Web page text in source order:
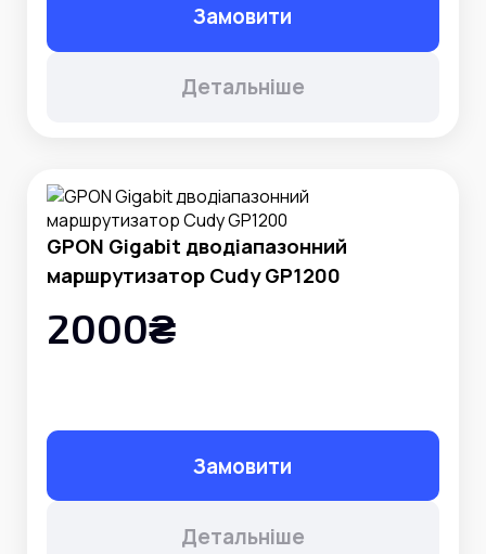
Замовити
Детальніше
GPON Gigabit дводіапазонний
маршрутизатор Cudy GP1200
2000₴
Замовити
Детальніше